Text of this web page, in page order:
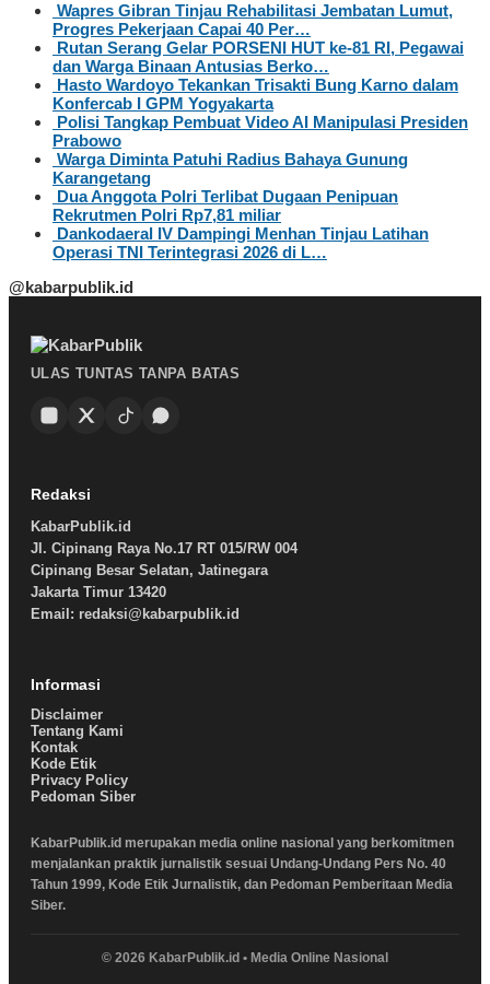
Wapres Gibran Tinjau Rehabilitasi Jembatan Lumut,
Progres Pekerjaan Capai 40 Per…
Rutan Serang Gelar PORSENI HUT ke-81 RI, Pegawai
dan Warga Binaan Antusias Berko…
Hasto Wardoyo Tekankan Trisakti Bung Karno dalam
Konfercab I GPM Yogyakarta
Polisi Tangkap Pembuat Video AI Manipulasi Presiden
Prabowo
Warga Diminta Patuhi Radius Bahaya Gunung
Karangetang
Dua Anggota Polri Terlibat Dugaan Penipuan
Rekrutmen Polri Rp7,81 miliar
Dankodaeral IV Dampingi Menhan Tinjau Latihan
Operasi TNI Terintegrasi 2026 di L…
@kabarpublik.id
ULAS TUNTAS TANPA BATAS
Redaksi
KabarPublik.id
Jl. Cipinang Raya No.17 RT 015/RW 004
Cipinang Besar Selatan, Jatinegara
Jakarta Timur 13420
Email: redaksi@kabarpublik.id
Informasi
Disclaimer
Tentang Kami
Kontak
Kode Etik
Privacy Policy
Pedoman Siber
KabarPublik.id merupakan media online nasional yang berkomitmen
menjalankan praktik jurnalistik sesuai Undang-Undang Pers No. 40
Tahun 1999, Kode Etik Jurnalistik, dan Pedoman Pemberitaan Media
Siber.
© 2026 KabarPublik.id • Media Online Nasional